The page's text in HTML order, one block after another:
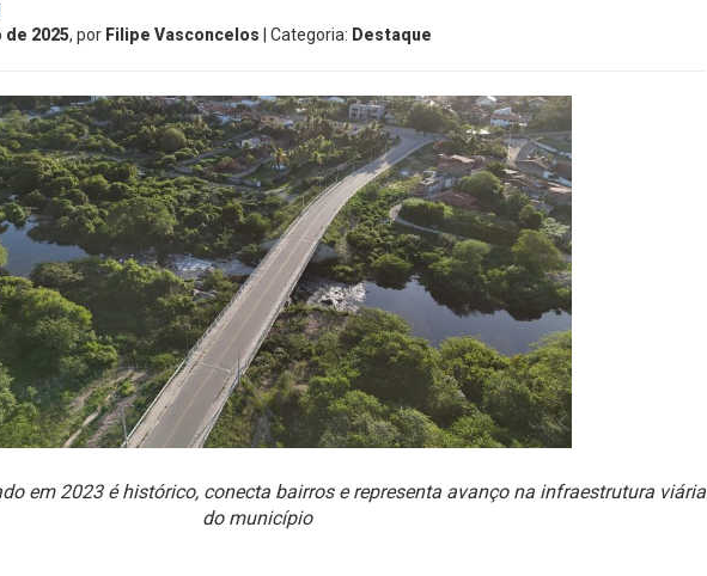
de 2025, por Filipe Vasconcelos | Categoria: Destaque
em 2023 é histórico, conecta bairros e representa avanço na infraestrutura viária
do município